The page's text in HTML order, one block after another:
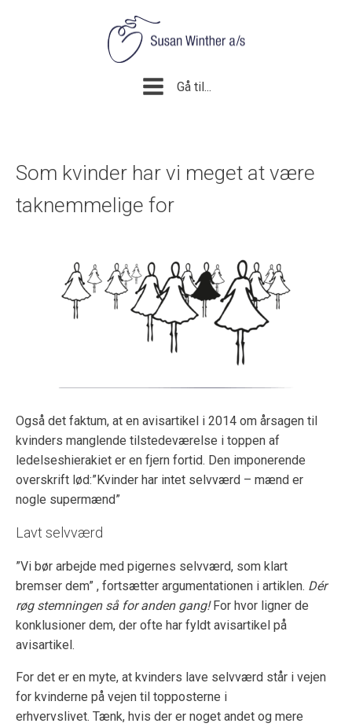
Gå til...
Som kvinder har vi meget at være
taknemmelige for
Også det faktum, at en avisartikel i 2014 om årsagen til
kvinders manglende tilstedeværelse i toppen af
ledelseshierakiet er en fjern fortid. Den imponerende
overskrift lød:”Kvinder har intet selvværd – mænd er
nogle supermænd”
Lavt selvværd
”Vi bør arbejde med pigernes selvværd, som klart
bremser dem” , fortsætter argumentationen i artiklen. Dér
røg stemningen så for anden gang!For hvor ligner de
konklusioner dem, der ofte har fyldt avisartikel på
avisartikel.
For det er en myte, at kvinders lave selvværd står i vejen
for kvinderne på vejen til topposterne i
erhvervslivet. Tænk, hvis der er noget andet og mere